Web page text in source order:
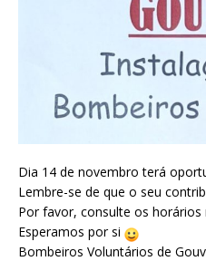
Dia 14 de novembro terá
Lembre-se de que o seu
Por favor, consulte os horários
Esperamos por si
Bombeiros Voluntários de